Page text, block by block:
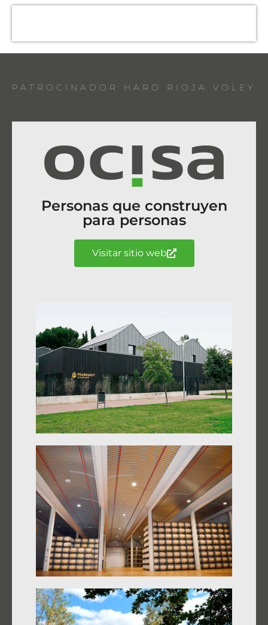
PATROCINADOR HARO RIOJA VOLEY
Personas que construyen
para personas
Visitar sitio web